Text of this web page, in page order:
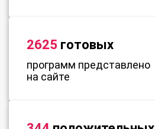
2625 готовых
программ представлено
на сайте